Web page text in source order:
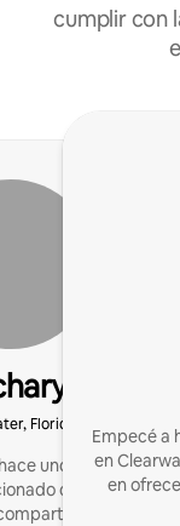
cumplir con
Florida
unos tres años!
con eso y
mi pasión!
Empecé a
en
en